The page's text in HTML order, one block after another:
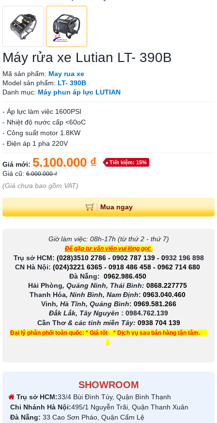
Máy rửa xe Lutian LT- 390B
Mã sản phẩm: May rua xe
Model sản phẩm: LT- 390B
Danh mục: Máy phun áp lực LUTIAN
- Áp lực làm việc 1600PSI
- Nhiệt độ nước cấp <60oC
- Công suất motor 1.8KW
- Điện áp 1 pha 220V
Giá mới: 5.100.000 ₫ Tiết kiệm: 15%
Giá cũ: 6.000.000 ₫
(Giá chưa bao gồm VAT)
Mua ngay
Giờ làm việc: 08h-17h (từ thứ 2 - thứ 7)
Để gặp tư vấn viên vui lòng gọi:
Trụ sở HCM: (028)3510 2786 - 0902 787 139- 0932 196 898
CN Hà Nội: (024)3221 6365 - 0918 486 458 - 0962 714 680
Đà Nẵng: 0962.986.450
Hải Phòng, Quảng Ninh, Thái Bình: 0868.227775
Thanh Hóa, Ninh Bình, Nam Định: 0963.040.460
Vinh, Hà Tĩnh, Quảng Bình: 0969.581.266
Đắk Lắk, Tây Nguyên : 0984.762.139
Cần Thơ & các tỉnh miền Tây: 0938 704 139
Đại lý phân phối toàn quốc: * Giá tốt * Dịch vụ sau bán hàng tận tâm.
SHOWROOM
Trụ sở HCM:33/4 Bùi Đình Túy, Quận Bình Thạnh
Chi Nhánh Hà Nội:495/1 Nguyễn Trãi, Quận Thanh Xuân
Đà Nẵng: 33 Cao Sơn Pháo, Quận Cẩm Lệ